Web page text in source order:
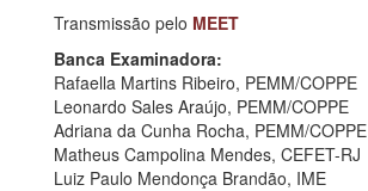
Transmissão pelo MEET
Banca Examinadora:
Rafaella Martins Ribeiro, PEMM/COPPE
Leonardo Sales Araújo, PEMM/COPPE
Adriana da Cunha Rocha, PEMM/COPPE
Matheus Campolina Mendes, CEFET-RJ
Luiz Paulo Mendonça Brandão, IME